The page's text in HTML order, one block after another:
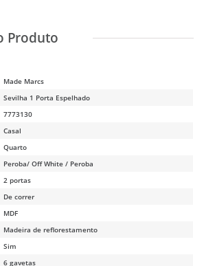
Made Marcs
Sevilha 1 Porta Espelhado
7773130
Casal
Quarto
Peroba/ Off White / Peroba
2 portas
De correr
MDF
Madeira de reflorestamento
Sim
6 gavetas